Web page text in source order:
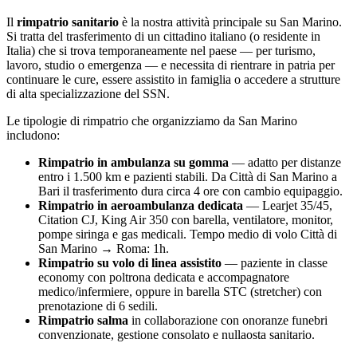
Il rimpatrio sanitario è la nostra attività principale su San Marino.
Si tratta del trasferimento di un cittadino italiano (o residente in
Italia) che si trova temporaneamente nel paese — per turismo,
lavoro, studio o emergenza — e necessita di rientrare in patria per
continuare le cure, essere assistito in famiglia o accedere a strutture
di alta specializzazione del SSN.
Le tipologie di rimpatrio che organizziamo da San Marino
includono:
Rimpatrio in ambulanza su gomma — adatto per distanze
entro i 1.500 km e pazienti stabili. Da Città di San Marino a
Bari il trasferimento dura circa 4 ore con cambio equipaggio.
Rimpatrio in aeroambulanza dedicata — Learjet 35/45,
Citation CJ, King Air 350 con barella, ventilatore, monitor,
pompe siringa e gas medicali. Tempo medio di volo Città di
San Marino → Roma: 1h.
Rimpatrio su volo di linea assistito — paziente in classe
economy con poltrona dedicata e accompagnatore
medico/infermiere, oppure in barella STC (stretcher) con
prenotazione di 6 sedili.
Rimpatrio salma in collaborazione con onoranze funebri
convenzionate, gestione consolato e nullaosta sanitario.